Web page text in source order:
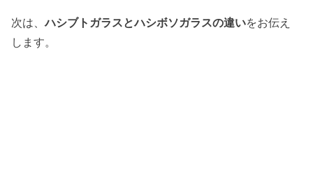
次は、ハシブトガラスとハシボソガラスの違いをお伝え
します。